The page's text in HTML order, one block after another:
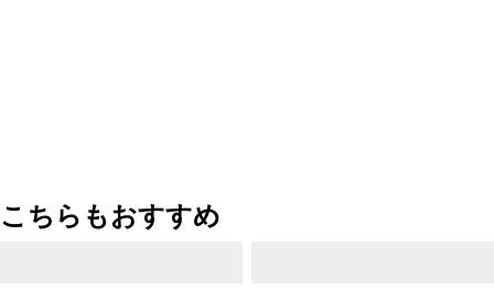
こちらもおすすめ